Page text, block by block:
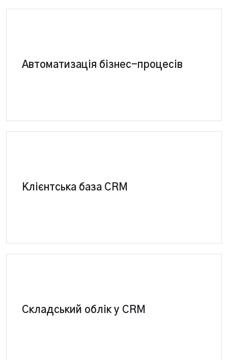
Автоматизація бізнес-процесів
складні операції станції технічного
Клієнтська база CRM
автосервісу), партнерів, постачальників,
Складський облік у CRM
ведення складського та управлінського обліку.
Оприбуткування запчастин, бронювання,